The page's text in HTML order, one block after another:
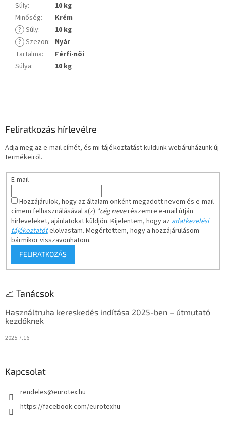
Súly:
10 kg
Minőség:
Krém
? Súly:
10 kg
? Szezon: Nyár
Tartalma:
Férfi-női
Súlya: 10 kg
Feliratkozás hírlevélre
Adja meg az e-mail címét, és mi tájékoztatást küldünk webáruházunk új
termékeiről.
E-mail
Hozzájárulok, hogy az általam önként megadott nevem és e-mail
címem felhasználásával a(z) *cég neverészemre e-mail útján
hírleveleket, ajánlatokat küldjön. Kijelentem, hogy azadatkezelési
tájékoztatótelolvastam. Megértettem, hogy a hozzájárulásom
bármikor visszavonhatom.
FELIRATKOZÁS
📈 Tanácsok
Használtruha kereskedés indítása 2025-ben – útmutató
kezdőknek
2025.7.16
Kapcsolat
rendeles@eurotex.hu
https://facebook.com/eurotexhu